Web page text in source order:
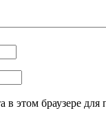
в этом браузере